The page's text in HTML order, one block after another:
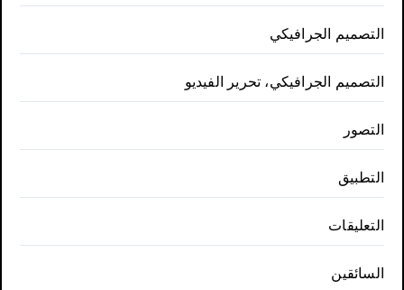
التصميم الجرافيكي
التصميم الجرافيكي، تحرير الفيديو
التصور
التطبيق
التعليقات
السائقين